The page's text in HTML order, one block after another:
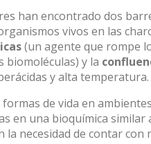
han encontrado dos
vivos en las
(un agente que rompe
biomoléculas) y la
y alta temperatura.
de vida en
en una bioquímica
la necesidad de contar con